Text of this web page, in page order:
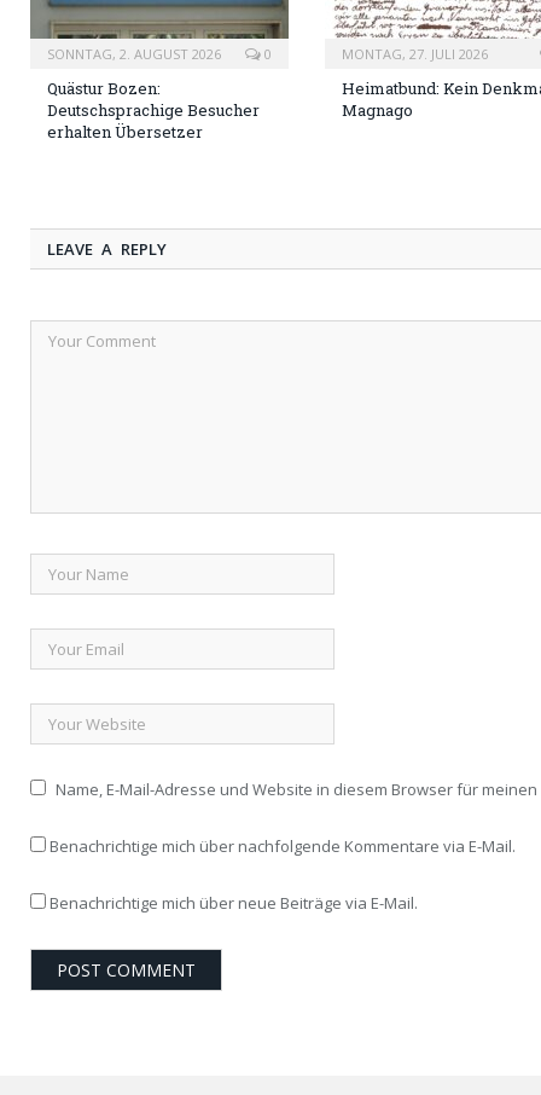
SONNTAG, 2. AUGUST 2026 0
Quästur Bozen:
Deutschsprachige Besucher
erhalten Übersetzer
MONTAG, 27. JULI 2026
Heimatbund: Kein
Magnago
LEAVE A REPLY
Name, E-Mail-Adresse und Website in diesem Browser für
Benachrichtige mich über nachfolgende Kommentare via E-Mail.
Benachrichtige mich über neue Beiträge via E-Mail.